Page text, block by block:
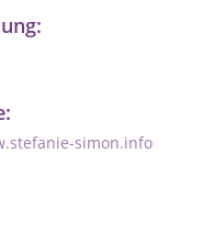
simon.info